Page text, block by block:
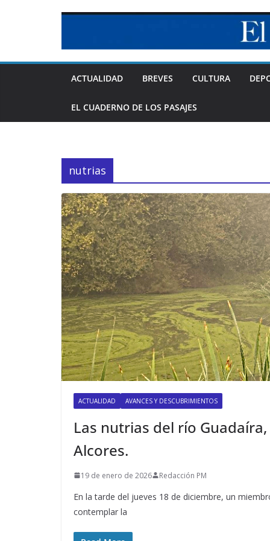
ACTUALIDAD BREVES CULTURA
EL CUADERNO DE LOS PASAJES
nutrias
ACTUALIDAD AVANCES Y DESCUBRIMIENTOS
Las nutrias del río
Alcores.
19 de enero de 2026 Redacción PM
En la tarde del jueves 18 de diciembre, un
contemplar la